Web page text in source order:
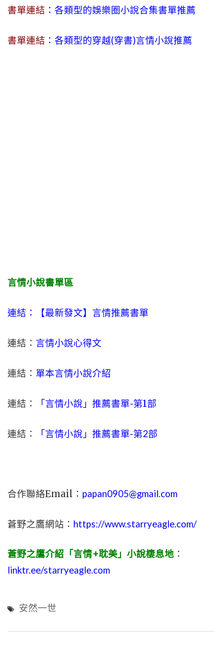
書單連結 ：各類型的娛樂圈小說合集書單推薦
書單連結 ：各類型的穿越(穿書)言情小說推薦
言情小說書單區
連結：【最新發文】 言情推薦書單
連結： 言情小說心得文
連結： 單本言情小說介紹
連結： 「言情小說」推薦書單-第1部
連結： 「言情小說」推薦書單-第2部
合作聯絡Email： papan0905@gmail.com
蒼野之鷹網站： https://www.starryeagle.com/
蒼野之鷹介紹「言情+耽美」小說棲息地 ：
linktr.ee/starryeagle.com
安然一世